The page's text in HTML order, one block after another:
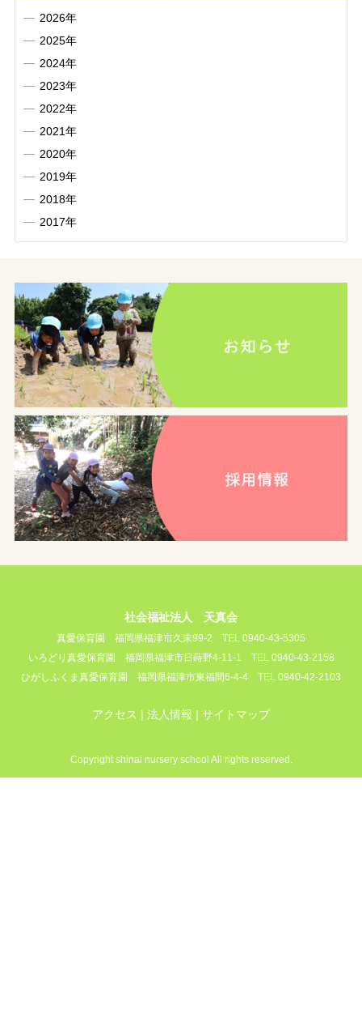
2026年
2025年
2024年
2023年
2022年
2021年
2020年
2019年
2018年
2017年
社会福祉法人 天真会
真愛保育園 福岡県福津市久末99-2
TEL 0940-43-5305
いろどり真愛保育園 福岡県福津市日蒔野4-11-1
TEL 0940-43-2158
ひがしふくま真愛保育園 福岡県福津市東福間6-4-4 TEL 0940-42-2103
アクセス 法人情報 サイトマップ
Copyright shinai nursery school All rights reserved.